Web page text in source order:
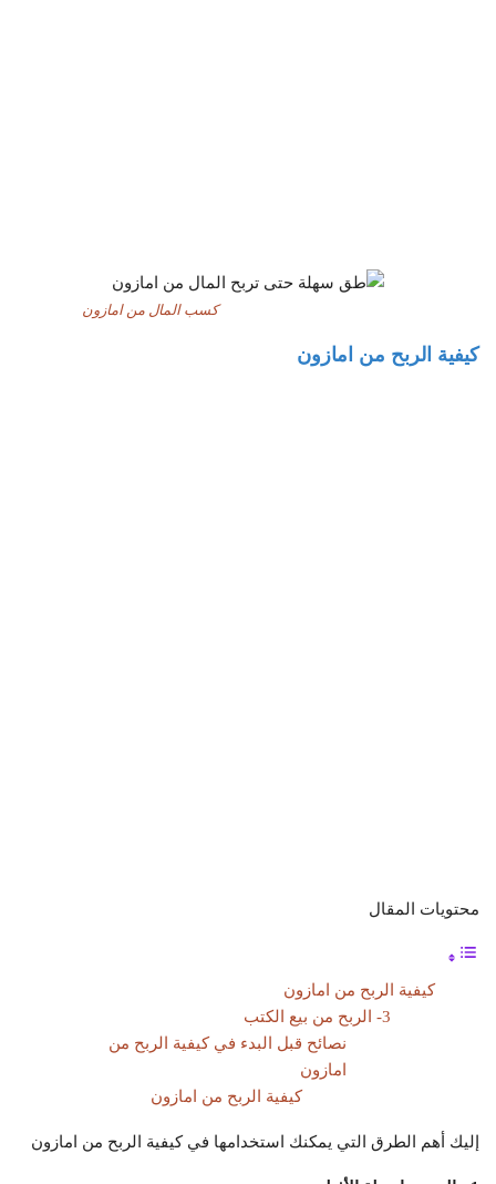
كسب المال من امازون
كيفية الربح من امازون
محتويات المقال
كيفية الربح من امازون
3- الربح من بيع الكتب
نصائح قبل البدء في كيفية الربح من
امازون
كيفية الربح من امازون
إليك أهم الطرق التي يمكنك استخدامها في كيفية الربح من امازون